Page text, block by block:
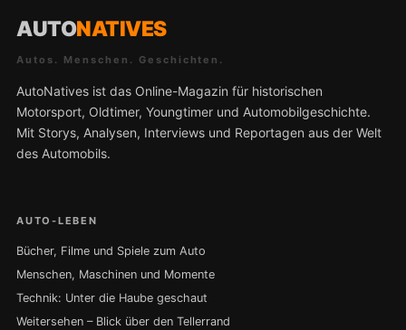
AUTONATIVES
Autos. Menschen. Geschichten.
AutoNatives ist das Online-Magazin für historischen
Motorsport, Oldtimer, Youngtimer und Automobilgeschichte.
Mit Storys, Analysen, Interviews und Reportagen aus der Welt
des Automobils.
AUTO-LEBEN
Bücher, Filme und Spiele zum Auto
Menschen, Maschinen und Momente
Technik: Unter die Haube geschaut
Weitersehen – Blick über den Tellerrand